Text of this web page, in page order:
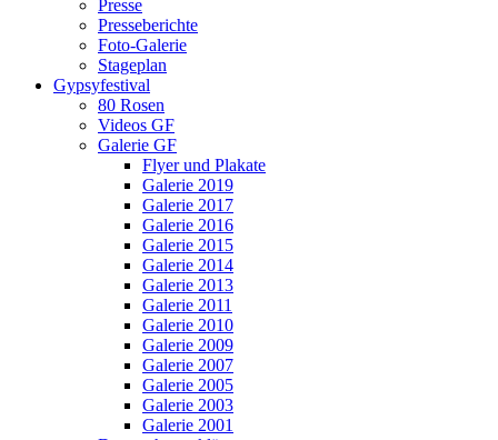
Presse
Presseberichte
Foto-Galerie
Stageplan
Gypsyfestival
80 Rosen
Videos GF
Galerie GF
Flyer und Plakate
Galerie 2019
Galerie 2017
Galerie 2016
Galerie 2015
Galerie 2014
Galerie 2013
Galerie 2011
Galerie 2010
Galerie 2009
Galerie 2007
Galerie 2005
Galerie 2003
Galerie 2001